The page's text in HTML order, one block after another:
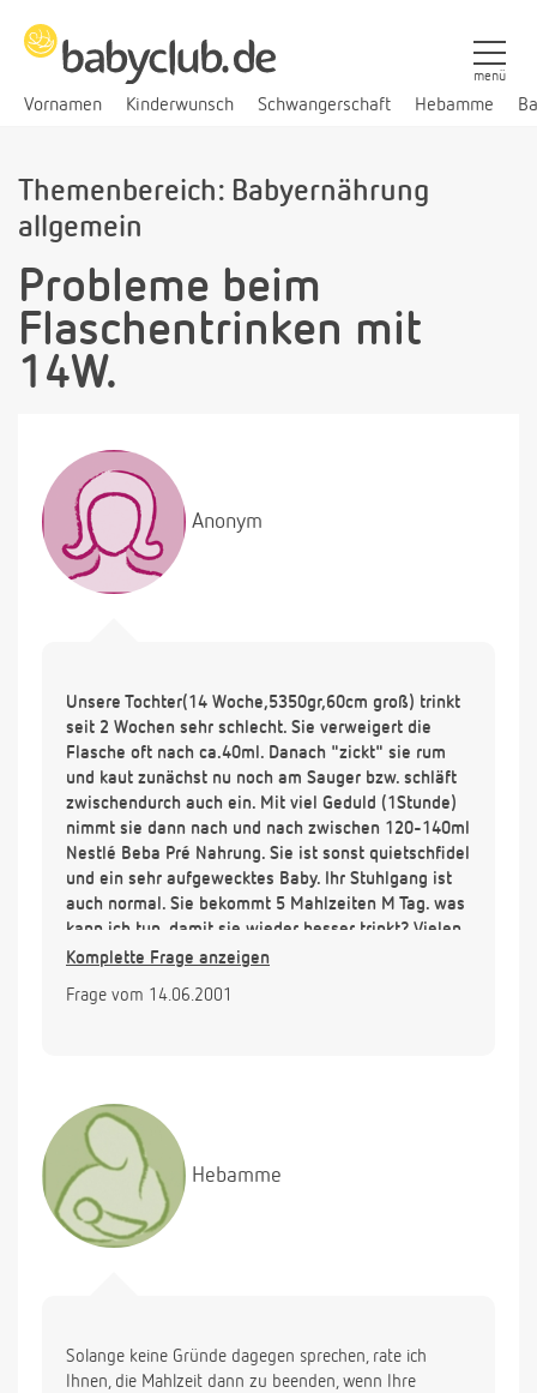
Vornamen Kinderwunsch Schwangerschaft Hebamme
menü
Themenbereich: Babyernährung
allgemein
Probleme beim
Flaschentrinken mit
14W.
Anonym
Unsere Tochter(14 Woche,5350gr,60cm groß) trinkt
seit 2 Wochen sehr schlecht. Sie verweigert die
Flasche oft nach ca.40ml. Danach "zickt" sie rum
und kaut zunächst nu noch am Sauger bzw. schläft
zwischendurch auch ein. Mit viel Geduld (1Stunde)
nimmt sie dann nach und nach zwischen 120-140ml
Nestlé Beba Pré Nahrung. Sie ist sonst quietschfidel
und ein sehr aufgewecktes Baby. Ihr Stuhlgang ist
auch normal. Sie bekommt 5 Mahlzeiten M Tag. was
kann ich tun, damit sie wieder besser trinkt? Vielen
Dank im voraus.
Komplette Frage anzeigen
Frage vom 14.06.2001
Hebamme
Solange keine Gründe dagegen sprechen, rate ich
Ihnen, die Mahlzeit dann zu beenden, wenn Ihre